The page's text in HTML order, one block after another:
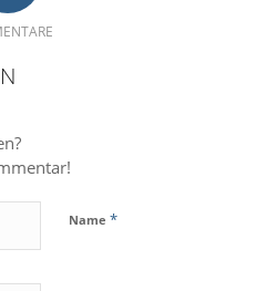
Name *